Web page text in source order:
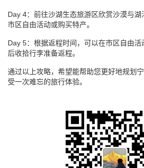
Day 4：前往沙湖生态旅游区欣赏沙漠与湖
市区自由活动或购买特产。
Day 5：根据返程时间，可以在市区自由
后收拾行李准备返程。
通过以上攻略，希望能帮助您更好地规划
受一次难忘的旅行体验。